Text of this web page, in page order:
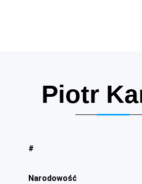
Piotr
#
Narodowość